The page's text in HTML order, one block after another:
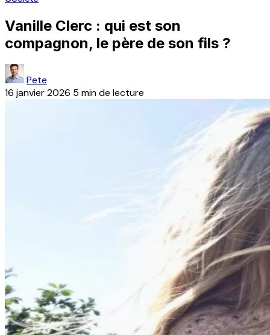
Vanille Clerc : qui est son
compagnon, le père de son fils ?
Pete
16 janvier 2026 5 min de lecture